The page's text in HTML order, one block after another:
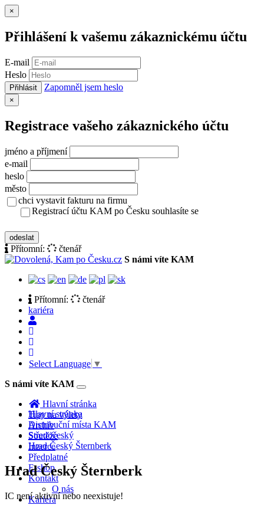
×
Přihlášení k vašemu zákaznickému účtu
E-mail
Heslo
Přihlásit Zapomněl jsem heslo
×
Registrace vašeho zákaznického účtu
jméno a příjmení
e-mail
heslo
město
chci vystavit fakturu na firmu
Registrací účtu KAM po Česku souhlasíte se
odeslat
Přítomní:
čtenář
S námi víte KAM
Přítomní:
čtenář
kariéra
Select Language ▼
S námi víte KAM
Toggle
navigation
Hlavní stránka
Tipy na výlety
Archiv
Soutěže
Inzerce
Předplatné
E-shop
Kontakt
O nás
Kariéra
Hlavní stránka
Distribuční místa KAM
Středočeský
Hrad Český Šternberk
Hrad Český Šternberk
IC není aktivní nebo neexistuje!